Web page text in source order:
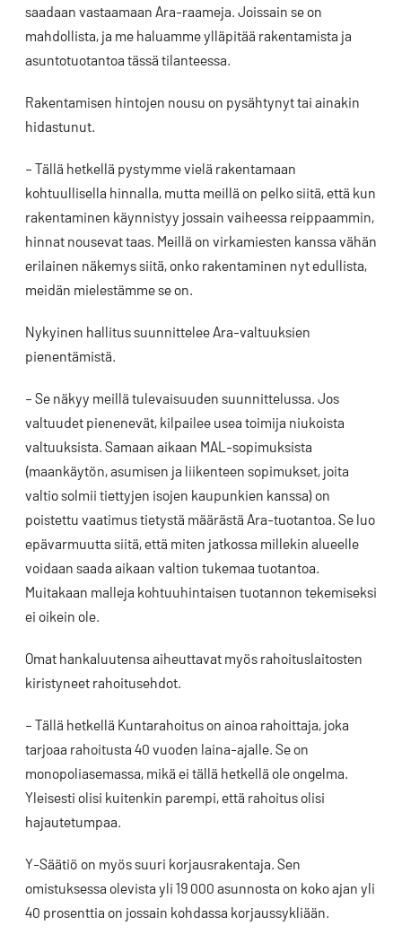
saadaan vastaamaan Ara-raameja. Joissain se on
mahdollista, ja me haluamme ylläpitää rakentamista ja
asuntotuotantoa tässä tilanteessa.
Rakentamisen hintojen nousu on pysähtynyt tai ainakin
hidastunut.
– Tällä hetkellä pystymme vielä rakentamaan
kohtuullisella hinnalla, mutta meillä on pelko siitä, että kun
rakentaminen käynnistyy jossain vaiheessa reippaammin,
hinnat nousevat taas. Meillä on virkamiesten kanssa vähän
erilainen näkemys siitä, onko rakentaminen nyt edullista,
meidän mielestämme se on.
Nykyinen hallitus suunnittelee Ara-valtuuksien
pienentämistä.
– Se näkyy meillä tulevaisuuden suunnittelussa. Jos
valtuudet pienenevät, kilpailee usea toimija niukoista
valtuuksista. Samaan aikaan MAL-sopimuksista
(maankäytön, asumisen ja liikenteen sopimukset, joita
valtio solmii tiettyjen isojen kaupunkien kanssa) on
poistettu vaatimus tietystä määrästä Ara-tuotantoa. Se luo
epävarmuutta siitä, että miten jatkossa millekin alueelle
voidaan saada aikaan valtion tukemaa tuotantoa.
Muitakaan malleja kohtuuhintaisen tuotannon tekemiseksi
ei oikein ole.
Omat hankaluutensa aiheuttavat myös rahoituslaitosten
kiristyneet rahoitusehdot.
– Tällä hetkellä Kuntarahoitus on ainoa rahoittaja, joka
tarjoaa rahoitusta 40 vuoden laina-ajalle. Se on
monopoliasemassa, mikä ei tällä hetkellä ole ongelma.
Yleisesti olisi kuitenkin parempi, että rahoitus olisi
hajautetumpaa.
Y-Säätiö on myös suuri korjausrakentaja. Sen
omistuksessa olevista yli 19 000 asunnosta on koko ajan yli
40 prosenttia on jossain kohdassa korjaussykliään.